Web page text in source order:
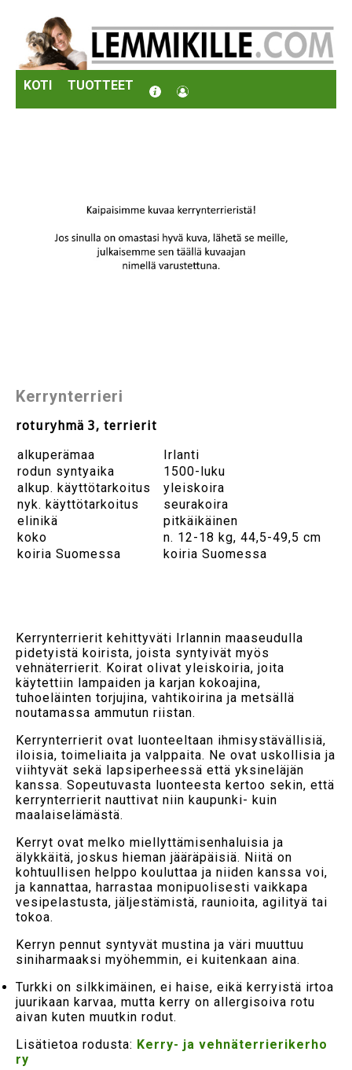
KOTI TUOTTEET
Kerrynterrieri
roturyhmä 3, terrierit
alkuperämaa
Irlanti
rodun syntyaika
1500-luku
alkup. käyttötarkoitus
yleiskoira
nyk. käyttötarkoitus
seurakoira
elinikä
pitkäikäinen
koko
n. 12-18 kg, 44,5-49,5 cm
koiria Suomessa
koiria Suomessa
Kerrynterrierit kehittyväti Irlannin maaseudulla
pidetyistä koirista, joista syntyivät myös
vehnäterrierit. Koirat olivat yleiskoiria, joita
käytettiin lampaiden ja karjan kokoajina,
tuhoeläinten torjujina, vahtikoirina ja metsällä
noutamassa ammutun riistan.
Kerrynterrierit ovat luonteeltaan ihmisystävällisiä,
iloisia, toimeliaita ja valppaita. Ne ovat uskollisia ja
viihtyvät sekä lapsiperheessä että yksineläjän
kanssa. Sopeutuvasta luonteesta kertoo sekin, että
kerrynterrierit nauttivat niin kaupunki- kuin
maalaiselämästä.
Kerryt ovat melko miellyttämisenhaluisia ja
älykkäitä, joskus hieman jääräpäisiä. Niitä on
kohtuullisen helppo kouluttaa ja niiden kanssa voi,
ja kannattaa, harrastaa monipuolisesti vaikkapa
vesipelastusta, jäljestämistä, raunioita, agilityä tai
tokoa.
Kerryn pennut syntyvät mustina ja väri muuttuu
siniharmaaksi myöhemmin, ei kuitenkaan aina.
Turkki on silkkimäinen, ei haise, eikä kerryistä irtoa
juurikaan karvaa, mutta kerry on allergisoiva rotu
aivan kuten muutkin rodut.
Lisätietoa rodusta: Kerry- ja vehnäterrierikerho
ry